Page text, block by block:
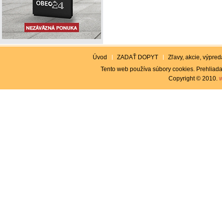
Úvod ZADAŤ DOPYT
Zľavy, akcie,
Tento web používa súbory cookies.
Copyright © 2010.